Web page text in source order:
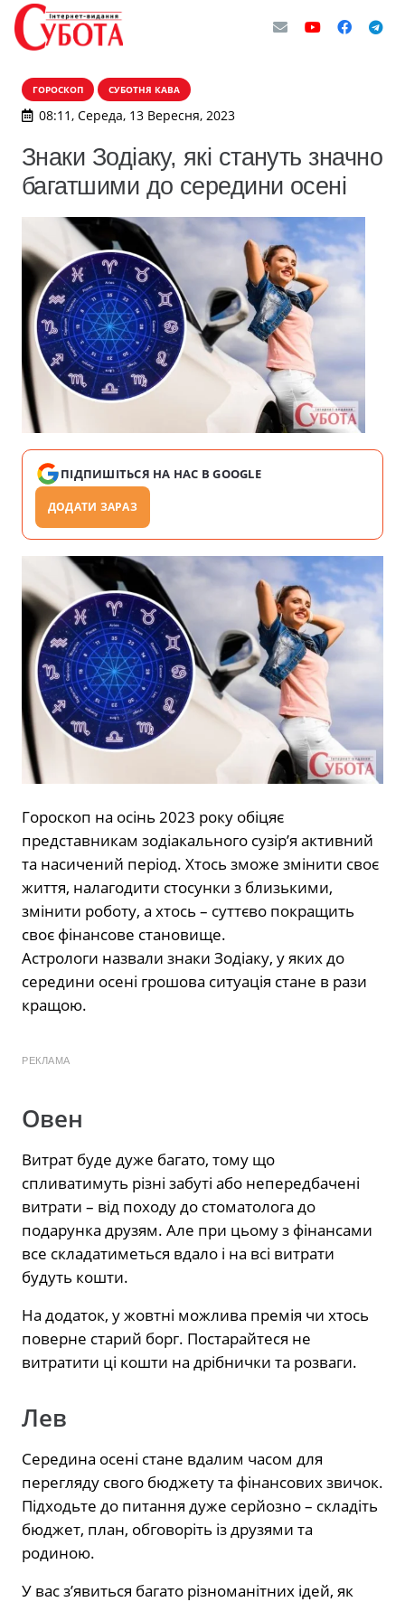
ГОРОСКОП СУБОТНЯ КАВА
08:11, Середа, 13 Вересня, 2023
Знаки Зодіаку, які стануть значно
багатшими до середини осені
ПІДПИШІТЬСЯ НА НАС В GOOGLE
ДОДАТИ ЗАРАЗ
Гороскоп на осінь 2023 року обіцяє
представникам зодіакального сузір’я активний
та насичений період. Хтось зможе змінити своє
життя, налагодити стосунки з близькими,
змінити роботу, а хтось – суттєво покращить
своє фінансове становище.
Астрологи назвали знаки Зодіаку, у яких до
середини осені грошова ситуація стане в рази
кращою.
РЕКЛАМА
Овен
Витрат буде дуже багато, тому що
спливатимуть різні забуті або непередбачені
витрати – від походу до стоматолога до
подарунка друзям. Але при цьому з фінансами
все складатиметься вдало і на всі витрати
будуть кошти.
На додаток, у жовтні можлива премія чи хтось
поверне старий борг. Постарайтеся не
витратити ці кошти на дрібнички та розваги.
Лев
Середина осені стане вдалим часом для
перегляду свого бюджету та фінансових звичок.
Підходьте до питання дуже серйозно – складіть
бюджет, план, обговоріть із друзями та
родиною.
У вас з’явиться багато різноманітних ідей, як